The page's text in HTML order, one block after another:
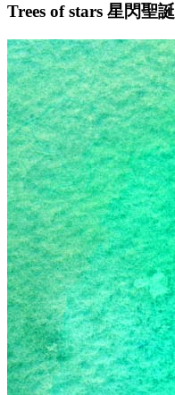
Trees of stars 星閃聖誕